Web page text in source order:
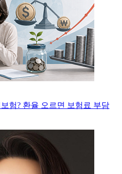
험? 환율 오르면 보험료 부담